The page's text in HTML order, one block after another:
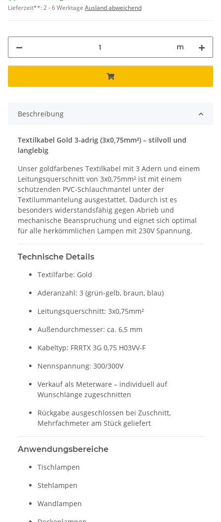
Lieferzeit**:2 - 6 Werktage Ausland abweichend
m
Beschreibung
Textilkabel Gold 3-adrig (3x0,75mm²) – stilvoll und
langlebig
Unser goldfarbenes Textilkabel mit 3 Adern und einem
Leitungsquerschnitt von 3x0,75mm² ist mit einem
schützenden PVC-Schlauchmantel unter der
Textilummantelung ausgestattet. Dadurch ist es
besonders widerstandsfähig gegen Abrieb und
mechanische Beanspruchung und eignet sich optimal
für alle herkömmlichen Lampen mit 230V Spannung.
Technische Details
Textilfarbe: Gold
Aderanzahl: 3 (grün-gelb, braun, blau)
Leitungsquerschnitt: 3x0,75mm²
Außendurchmesser: ca. 6,5 mm
Kabeltyp: FRRTX 3G 0,75 H03VV-F
Nennspannung: 300/300V
Verkauf als Meterware – individuell auf
Wunschlänge zugeschnitten
Rückgabe ausgeschlossen bei Zuschnitt,
Mehrfachmeter am Stück geliefert
Anwendungsbereiche
Tischlampen
Stehlampen
Wandlampen